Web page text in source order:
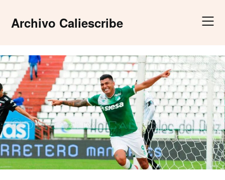
contentArchivo Caliescribe